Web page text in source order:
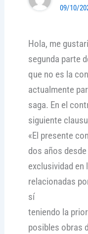
09/10/
Hola, me
segunda parte
que no es la
actualmente
saga. En el
siguiente
«El presente
dos años
exclusividad en
relacionadas
sí
teniendo la
posibles obras